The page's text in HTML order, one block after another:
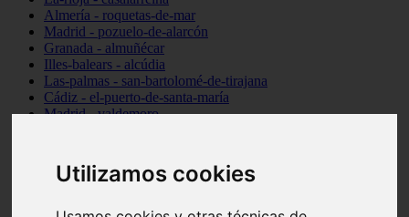
Utilizamos cookies
Almería - roquetas-de-mar
Madrid - pozuelo-de-alarcón
Granada - almuñécar
Illes-balears - alcúdia
Las-palmas - san-bartolomé-de-tirajana
Cádiz - el-puerto-de-santa-maría
Madrid - valdemoro
Cantabria - suances
Sevilla - bormujos
Málaga - júzcar